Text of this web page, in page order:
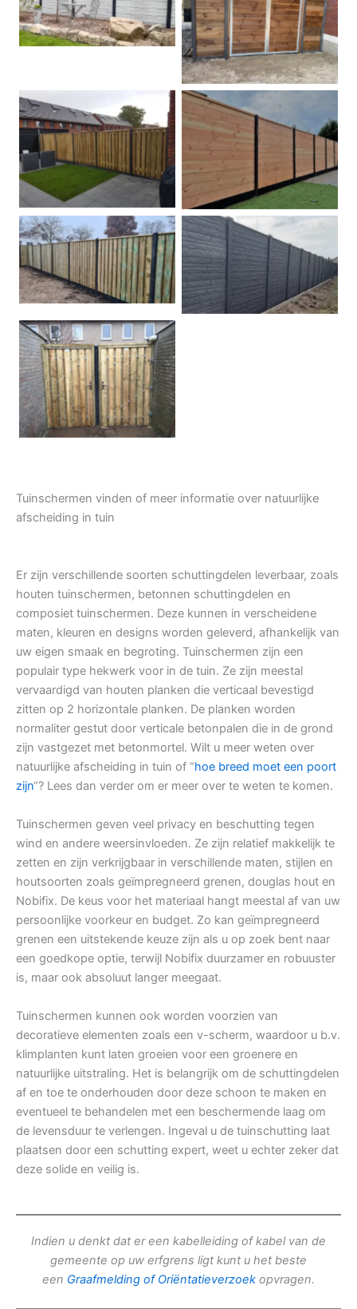
Betonschutting
Dubbele poort
Betonpalen schutting Douglas
Hout beton schuttingen Rots motief antraciet
Tuindeur grenen
Tuinschermen vinden of meer informatie over natuurlijke
afscheiding in tuin
Er zijn verschillende soorten schuttingdelen leverbaar, zoals
houten tuinschermen, betonnen schuttingdelen en
composiet tuinschermen. Deze kunnen in verscheidene
maten, kleuren en designs worden geleverd, afhankelijk van
uw eigen smaak en begroting. Tuinschermen zijn een
populair type hekwerk voor in de tuin. Ze zijn meestal
vervaardigd van houten planken die verticaal bevestigd
zitten op 2 horizontale planken. De planken worden
normaliter gestut door verticale betonpalen die in de grond
zijn vastgezet met betonmortel. Wilt u meer weten over
natuurlijke afscheiding in tuin of “hoe breed moet een poort
zijn“? Lees dan verder om er meer over te weten te komen.
Tuinschermen geven veel privacy en beschutting tegen
wind en andere weersinvloeden. Ze zijn relatief makkelijk te
zetten en zijn verkrijgbaar in verschillende maten, stijlen en
houtsoorten zoals geïmpregneerd grenen, douglas hout en
Nobifix. De keus voor het materiaal hangt meestal af van uw
persoonlijke voorkeur en budget. Zo kan geïmpregneerd
grenen een uitstekende keuze zijn als u op zoek bent naar
een goedkope optie, terwijl Nobifix duurzamer en robuuster
is, maar ook absoluut langer meegaat.
Tuinschermen kunnen ook worden voorzien van
decoratieve elementen zoals een v-scherm, waardoor u b.v.
klimplanten kunt laten groeien voor een groenere en
natuurlijke uitstraling. Het is belangrijk om de schuttingdelen
af en toe te onderhouden door deze schoon te maken en
eventueel te behandelen met een beschermende laag om
de levensduur te verlengen. Ingeval u de tuinschutting laat
plaatsen door een schutting expert, weet u echter zeker dat
deze solide en veilig is.
Indien u denkt dat er een kabelleiding of kabel van de
gemeente op uw erfgrens ligt kunt u het beste
een Graafmelding of Oriëntatieverzoek opvragen.